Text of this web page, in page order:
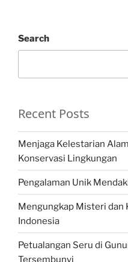
Search
Recent Posts
Menjaga Kelestarian
Konservasi Lingkungan
Pengalaman Unik
Mengungkap Misteri dan
Indonesia
Petualangan Seru di
Tersembunyi